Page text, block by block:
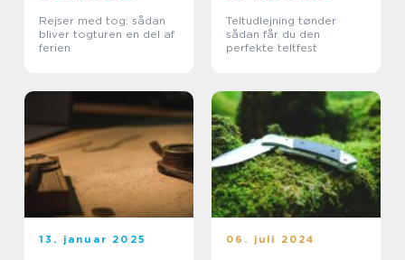
Rejser med tog: sådan
bliver togturen en del af
ferien
Teltudlejning tønder
sådan får du den
perfekte teltfest
13. januar 2025 06. juli 2024